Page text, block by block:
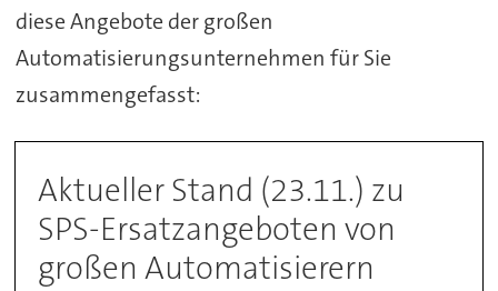
diese Angebote der großen
Automatisierungsunternehmen für Sie
zusammengefasst:
Aktueller Stand (23.11.) zu
SPS-Ersatzangeboten von
großen Automatisierern